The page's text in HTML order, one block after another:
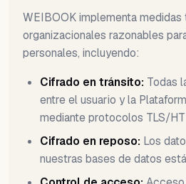
WEIBOOK implementa
organizacionales razonables
personales, incluyendo:
Cifrado en tránsito: Todas
entre el usuario y la
mediante protocolos TLS/
Cifrado en reposo: Los
nuestras bases de datos